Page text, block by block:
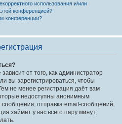
использования и/или
конференцией?
конференции?
от того, как администратор
вы зарегистрироваться, чтобы
не менее регистрация даёт вам
недоступны анонимным
отправка email-сообщений,
займёт у вас всего пару минут,